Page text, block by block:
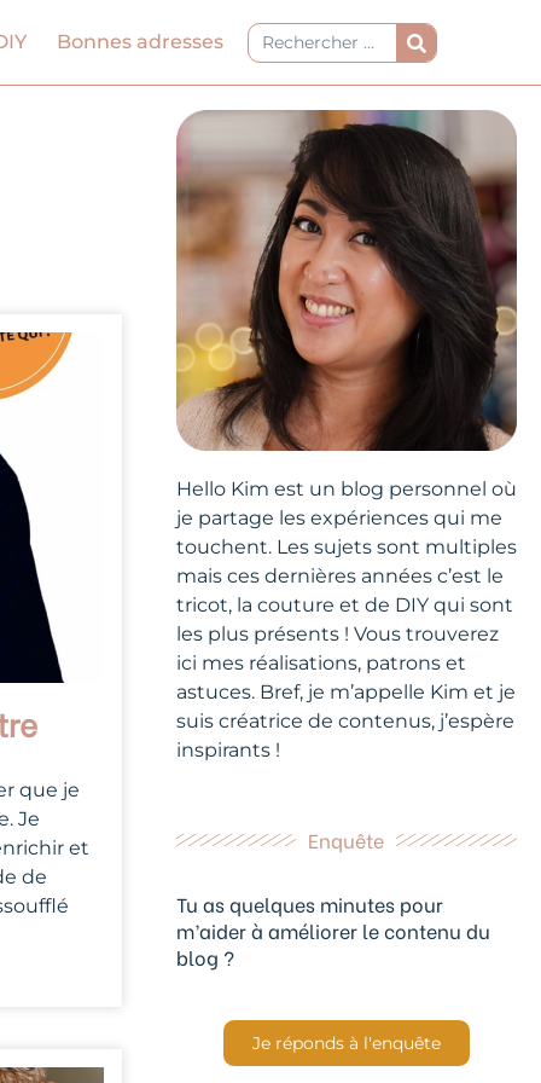
Bonnes adresses Rechercher
que je
Je
et
de
Hello Kim est un blog personnel où
je partage les expériences qui me
touchent. Les sujets sont multiples
mais ces dernières années c’est le
tricot, la couture et de DIY qui sont
les plus présents ! Vous trouverez
ici mes réalisations, patrons et
astuces. Bref, je m’appelle Kim et je
suis créatrice de contenus, j’espère
inspirants !
Enquête
Tu as quelques minutes pour
m’aider à améliorer le contenu du
blog ?
Je réponds à l'enquête